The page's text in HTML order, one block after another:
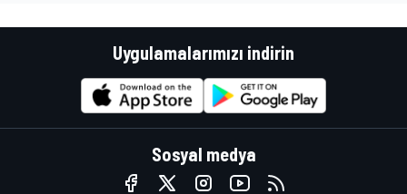
Uygulamalarımızı indirin
Sosyal medya